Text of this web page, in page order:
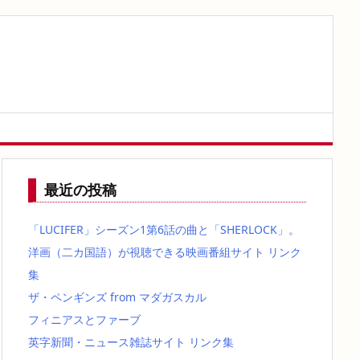
最近の投稿
「LUCIFER」シーズン1第6話の曲と「SHERLOCK」。
洋画（二カ国語）が視聴できる映画番組サイト リンク
集
ザ・ペンギンズ from マダガスカル
フィニアスとファーブ
英字新聞・ニュース雑誌サイト リンク集